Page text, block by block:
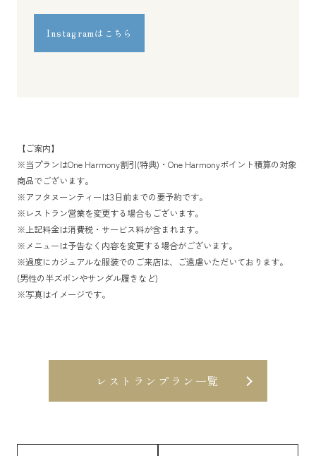
Instagramはこちら
【ご案内】
※当プランはOne Harmony割引(特典)・One Harmonyポイント積算の対象
商品でございます。
※アフタヌーンティーは3日前までの要予約です。
※レストラン営業を変更する場合もございます。
※上記料金は消費税・サービス料が含まれます。
※メニューは予告なく内容を変更する場合がございます。
※過度にカジュアルな服装でのご来店は、ご遠慮いただいております。
(男性の半ズボンやサンダル履きなど)
※写真はイメージです。
レストランプラン一覧